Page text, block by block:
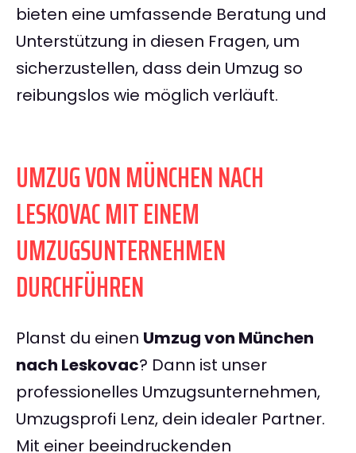
bieten eine umfassende Beratung und
Unterstützung in diesen Fragen, um
sicherzustellen, dass dein Umzug so
reibungslos wie möglich verläuft.
UMZUG VON MÜNCHEN NACH
LESKOVAC MIT EINEM
UMZUGSUNTERNEHMEN
DURCHFÜHREN
Planst du einen Umzug von München
nach Leskovac? Dann ist unser
professionelles Umzugsunternehmen,
Umzugsprofi Lenz, dein idealer Partner.
Mit einer beeindruckenden